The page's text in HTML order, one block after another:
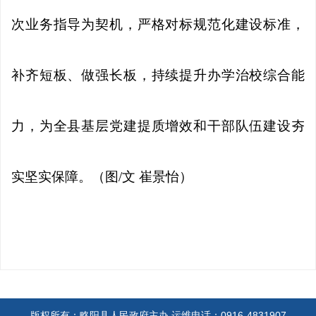
次业务指导为契机，严格对标规范化建设标准，
补齐短板、做强长板，持续提升办学治校综合能
力，为全县基层党建提质增效和干部队伍建设夯
实坚实保障。（图/文 崔景怡）